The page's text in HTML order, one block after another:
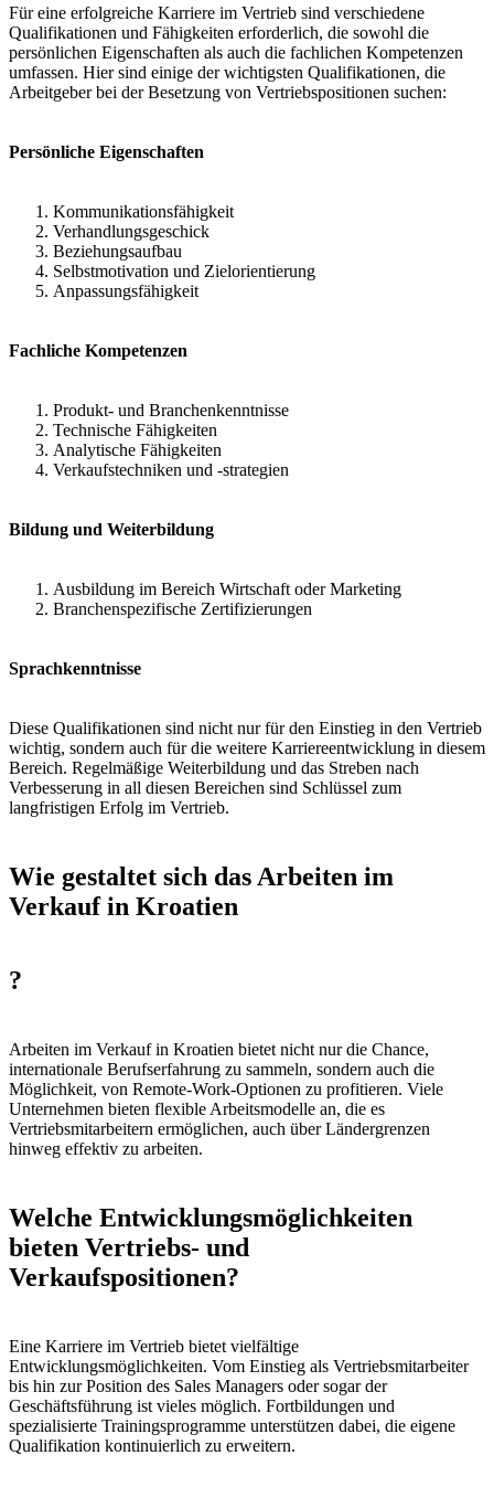
Für eine erfolgreiche Karriere im Vertrieb sind verschiedene
Qualifikationen und Fähigkeiten erforderlich, die sowohl die
persönlichen Eigenschaften als auch die fachlichen Kompetenzen
umfassen. Hier sind einige der wichtigsten Qualifikationen, die
Arbeitgeber bei der Besetzung von Vertriebspositionen suchen:
Persönliche Eigenschaften
Kommunikationsfähigkeit
Verhandlungsgeschick
Beziehungsaufbau
Selbstmotivation und Zielorientierung
Anpassungsfähigkeit
Fachliche Kompetenzen
Produkt- und Branchenkenntnisse
Technische Fähigkeiten
Analytische Fähigkeiten
Verkaufstechniken und -strategien
Bildung und Weiterbildung
Ausbildung im Bereich Wirtschaft oder Marketing
Branchenspezifische Zertifizierungen
Sprachkenntnisse
Diese Qualifikationen sind nicht nur für den Einstieg in den Vertrieb
wichtig, sondern auch für die weitere Karriereentwicklung in diesem
Bereich. Regelmäßige Weiterbildung und das Streben nach
Verbesserung in all diesen Bereichen sind Schlüssel zum
langfristigen Erfolg im Vertrieb.
Wie gestaltet sich das Arbeiten im
Verkauf in Kroatien
?
Arbeiten im Verkauf in Kroatien bietet nicht nur die Chance,
internationale Berufserfahrung zu sammeln, sondern auch die
Möglichkeit, von Remote-Work-Optionen zu profitieren. Viele
Unternehmen bieten flexible Arbeitsmodelle an, die es
Vertriebsmitarbeitern ermöglichen, auch über Ländergrenzen
hinweg effektiv zu arbeiten.
Welche Entwicklungsmöglichkeiten
bieten Vertriebs- und
Verkaufspositionen?
Eine Karriere im Vertrieb bietet vielfältige
Entwicklungsmöglichkeiten. Vom Einstieg als Vertriebsmitarbeiter
bis hin zur Position des Sales Managers oder sogar der
Geschäftsführung ist vieles möglich. Fortbildungen und
spezialisierte Trainingsprogramme unterstützen dabei, die eigene
Qualifikation kontinuierlich zu erweitern.